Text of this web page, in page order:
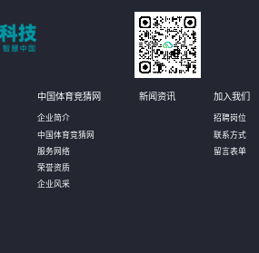
中国体育竞猜网
企业简介
中国体育竞猜网
服务网络
荣誉资质
企业风采
新闻资讯 加入我们
招聘岗位
联系方式
留言表单